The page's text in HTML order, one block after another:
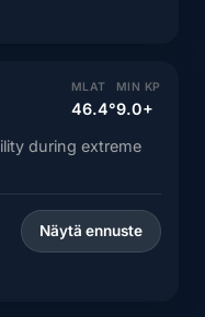
MLAT
46.4°
MIN KP
9.0+
during extreme
Näytä ennuste